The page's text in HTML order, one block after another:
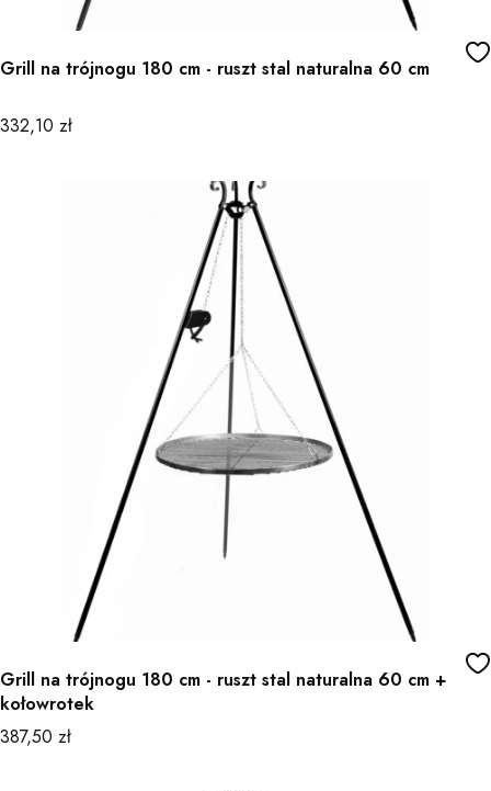
Grill na trójnogu 180 cm - ruszt stal naturalna 60 cm
Cena
332,10 zł
Grill na trójnogu 180 cm - ruszt stal naturalna 60 cm +
kołowrotek
Cena
387,50 zł